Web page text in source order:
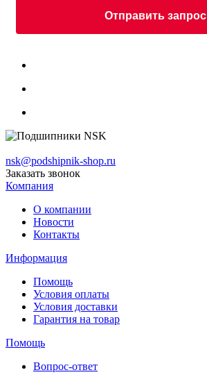
Отправить запрос
nsk@podshipnik-shop.ru
Заказать звонок
Компания
О компании
Новости
Контакты
Информация
Помощь
Условия оплаты
Условия доставки
Гарантия на товар
Помощь
Вопрос-ответ